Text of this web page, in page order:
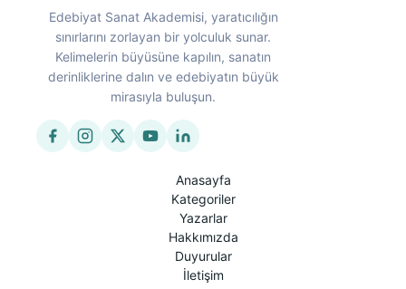
Edebiyat Sanat Akademisi, yaratıcılığın
sınırlarını zorlayan bir yolculuk sunar.
Kelimelerin büyüsüne kapılın, sanatın
derinliklerine dalın ve edebiyatın büyük
mirasıyla buluşun.
Anasayfa
Kategoriler
Yazarlar
Hakkımızda
Duyurular
İletişim